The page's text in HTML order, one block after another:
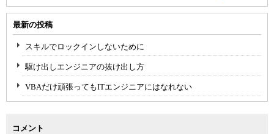
最新の投稿
スキルでロックインしないために
駆け出しエンジニアの抜け出し方
VBAだけ頑張ってもITエンジニアにはなれない
コメント